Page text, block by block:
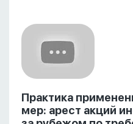
Практика
мер: арест акций